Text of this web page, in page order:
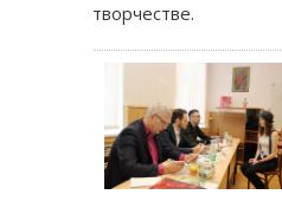
творчестве.